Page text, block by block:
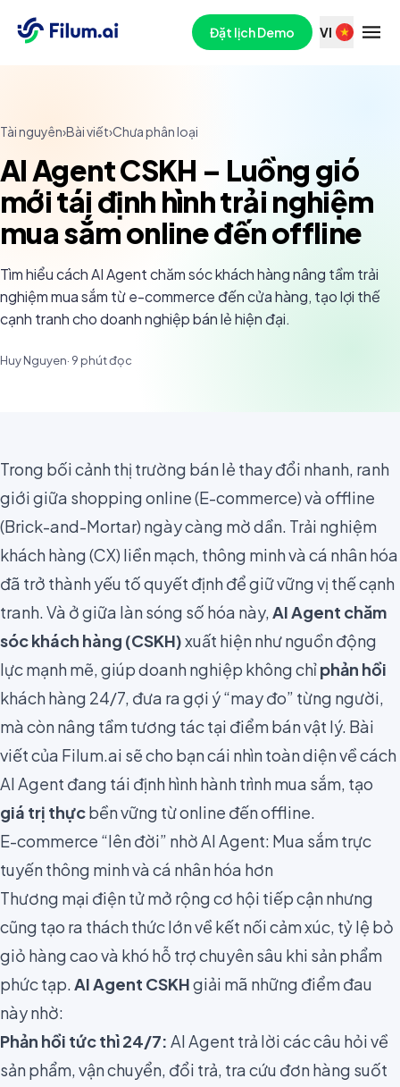
Đặt lịch Demo VI
Tài nguyên›Bài viết›Chưa phân loại
AI Agent CSKH – Luồng gió
mới tái định hình trải nghiệm
mua sắm online đến offline
Tìm hiểu cách AI Agent chăm sóc khách hàng nâng tầm trải
nghiệm mua sắm từ e-commerce đến cửa hàng, tạo lợi thế
cạnh tranh cho doanh nghiệp bán lẻ hiện đại.
Huy Nguyen· 9 phút đọc
Trong bối cảnh thị trường bán lẻ thay đổi nhanh, ranh
giới giữa shopping online (E-commerce) và offline
(Brick-and-Mortar) ngày càng mờ dần. Trải nghiệm
khách hàng (CX) liền mạch, thông minh và cá nhân hóa
đã trở thành yếu tố quyết định để giữ vững vị thế cạnh
tranh. Và ở giữa làn sóng số hóa này,AI Agent chăm
sóc khách hàng (CSKH)xuất hiện như nguồn động
lực mạnh mẽ, giúp doanh nghiệp không chỉphản hồi
khách hàng 24/7, đưa ra gợi ý “may đo” từng người,
mà còn nâng tầm tương tác tại điểm bán vật lý. Bài
viết của Filum.ai sẽ cho bạn cái nhìn toàn diện về cách
AI Agent đang tái định hình hành trình mua sắm, tạo
giá trị thựcbền vững từ online đến offline.
E-commerce “lên đời” nhờ AI Agent: Mua sắm trực
tuyến thông minh và cá nhân hóa hơn
Thương mại điện tử mở rộng cơ hội tiếp cận nhưng
cũng tạo ra thách thức lớn về kết nối cảm xúc, tỷ lệ bỏ
giỏ hàng cao và khó hỗ trợ chuyên sâu khi sản phẩm
phức tạp.AI Agent CSKHgiải mã những điểm đau
này nhờ:
Phản hồi tức thì 24/7: AI Agent trả lời các câu hỏi về
sản phẩm, vận chuyển, đổi trả, tra cứu đơn hàng suốt